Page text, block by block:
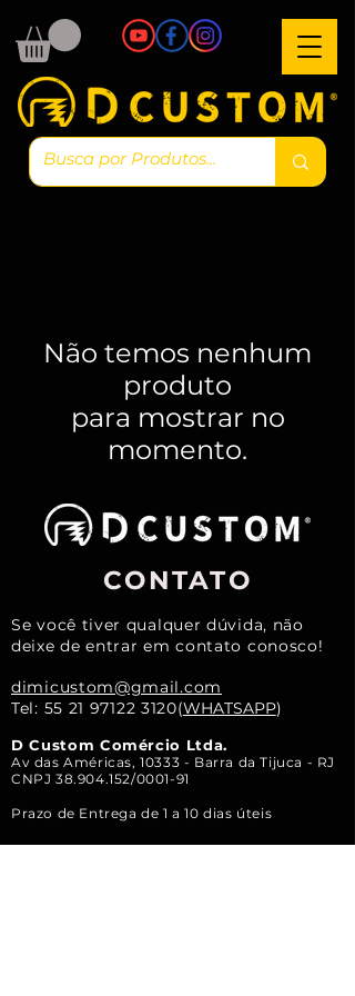
Não temos nenhum
produto
para mostrar no
momento.
CONTATO
Se você tiver qualquer dúvida, não
deixe de entrar em contato conosco!
dimicustom@gmail.com
Tel: 55 21 97122 3120(WHATSAPP)
D Custom Comércio Ltda.
Av das Américas, 10333 - Barra da Tijuca - RJ
CNPJ 38.904.152/0001-91
Prazo de Entrega de 1 a 10 dias úteis